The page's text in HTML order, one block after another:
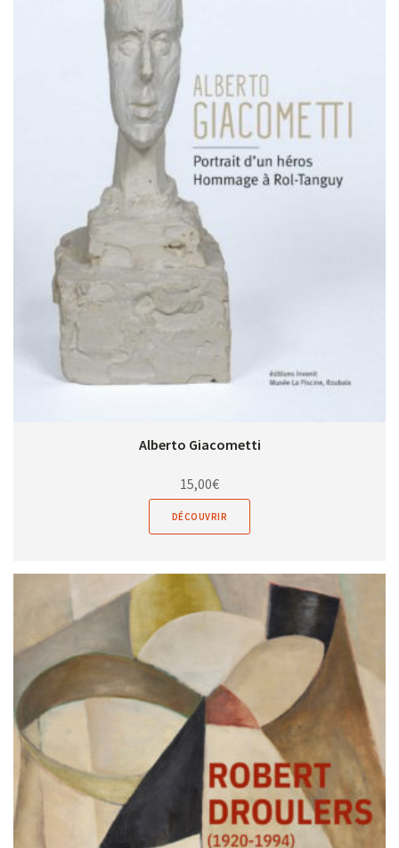
Alberto Giacometti
15,00€
DÉCOUVRIR